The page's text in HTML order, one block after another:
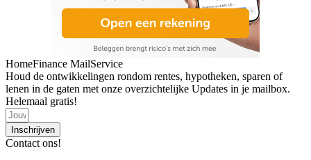
HomeFinance MailService
Houd de ontwikkelingen rondom rentes, hypotheken, sparen of
lenen in de gaten met onze overzichtelijke Updates in je mailbox.
Helemaal gratis!
Inschrijven
Contact ons!